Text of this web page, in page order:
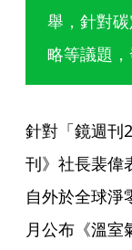
舉，針對
略等議題，
針對「鏡週刊
刊》社長裴偉
自外於全球淨
月公布《溫室